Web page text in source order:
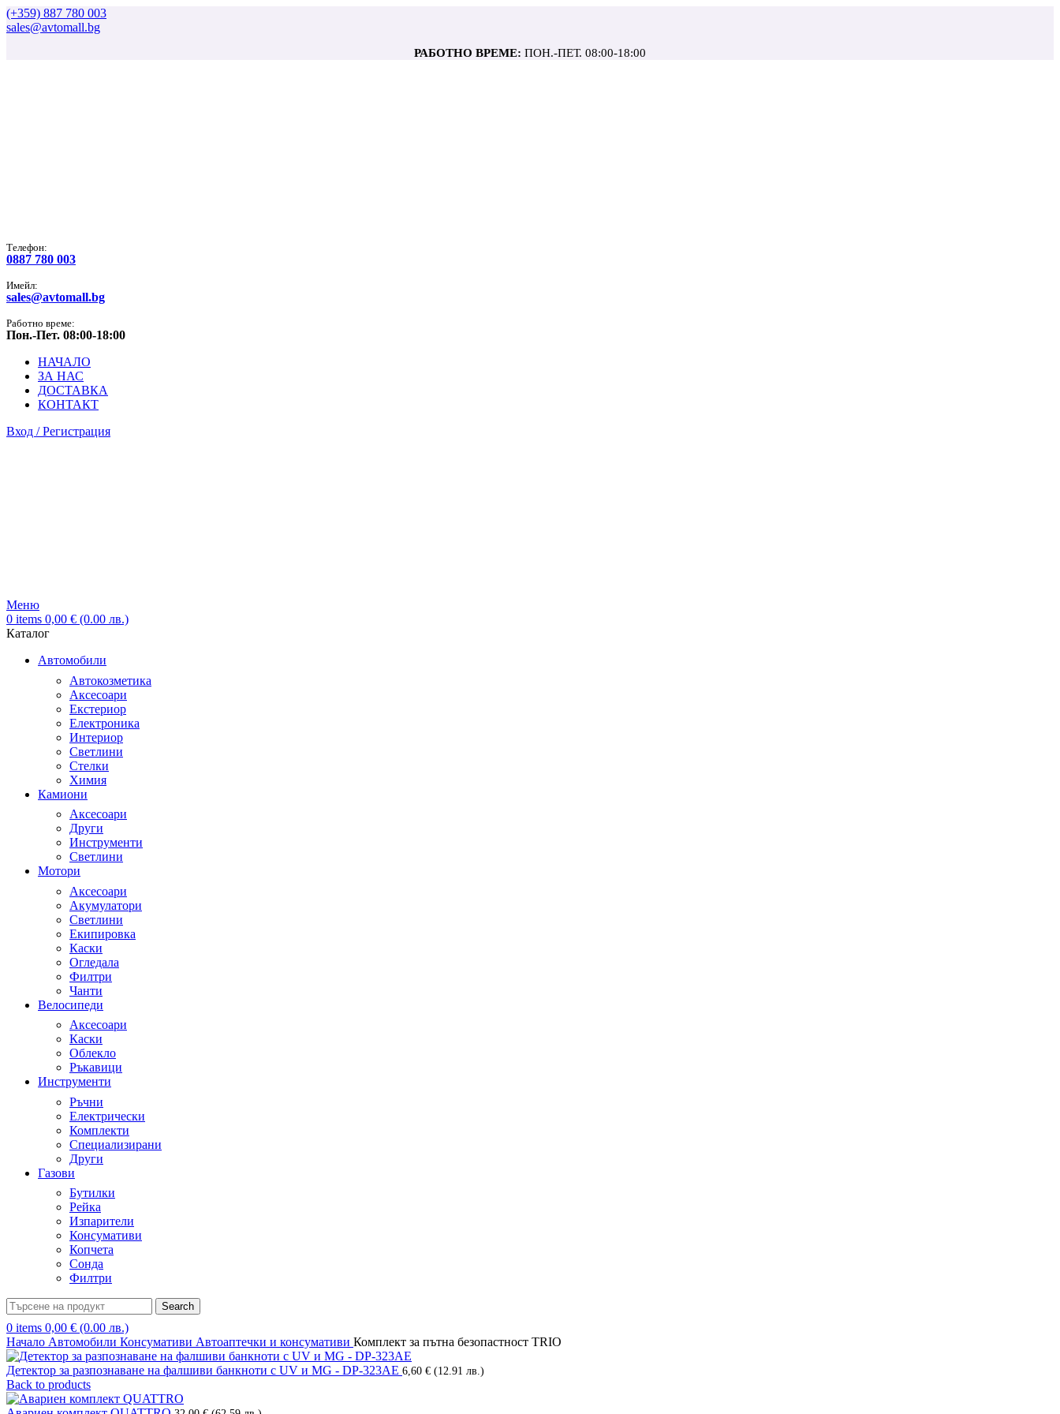
(+359) 887 780 003
sales@avtomall.bg
РАБОТНО ВРЕМЕ: ПОН.-ПЕТ. 08:00-18:00
Tелефон:
0887 780 003
Имейл:
sales@avtomall.bg
Работно време:
Пон.-Пет. 08:00-18:00
НАЧАЛО
ЗА НАС
ДОСТАВКА
КОНТАКТ
Вход / Регистрация
Меню
0 items 0,00 € (0.00 лв.)
Каталог
Автомобили
Автокозметика
Аксесоари
Екстериор
Електроника
Интериор
Светлини
Стелки
Химия
Камиони
Аксесоари
Други
Инструменти
Светлини
Мотори
Аксесоари
Акумулатори
Светлини
Екипировка
Каски
Огледала
Филтри
Чанти
Велосипеди
Аксесоари
Каски
Облекло
Ръкавици
Инструменти
Ръчни
Електрически
Комплекти
Специализирани
Други
Газови
Бутилки
Рейка
Изпарители
Консумативи
Копчета
Сонда
Филтри
Search
0 items 0,00 € (0.00 лв.)
Начало Автомобили Консумативи Автоаптечки и консумативи Комплект за пътна безопастност TRIO
Детектор за разпознаване на фалшиви банкноти с UV и MG - DP-323AE 6,60 € (12.91 лв.)
Back to products